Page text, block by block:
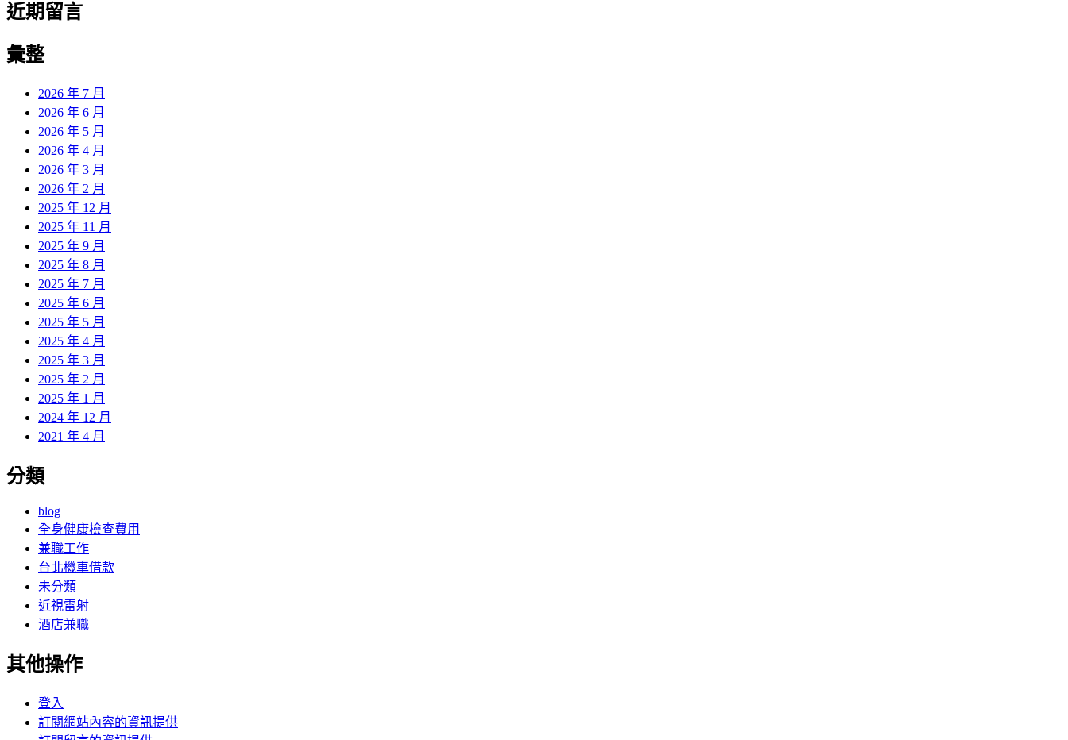
近期留言
彙整
2026 年 7 月
2026 年 6 月
2026 年 5 月
2026 年 4 月
2026 年 3 月
2026 年 2 月
2025 年 12 月
2025 年 11 月
2025 年 9 月
2025 年 8 月
2025 年 7 月
2025 年 6 月
2025 年 5 月
2025 年 4 月
2025 年 3 月
2025 年 2 月
2025 年 1 月
2024 年 12 月
2021 年 4 月
分類
blog
全身健康檢查費用
兼職工作
台北機車借款
未分類
近視雷射
酒店兼職
其他操作
登入
訂閱網站內容的資訊提供